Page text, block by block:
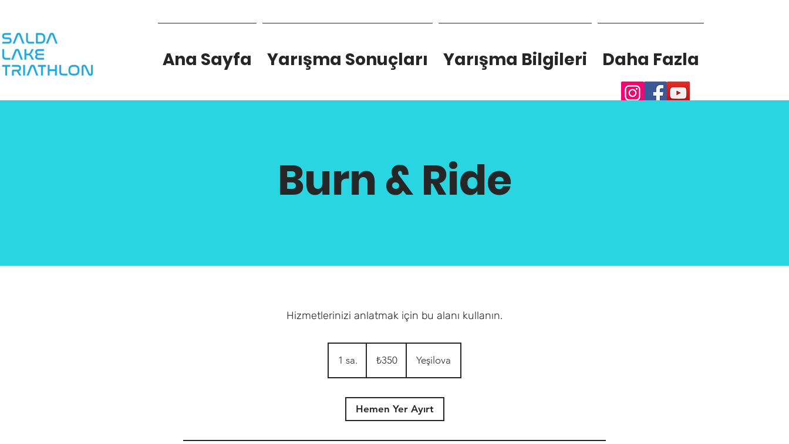
Ana Sayfa Yarışma Sonuçları Yarışma Bilgileri Daha Fazla
Burn & Ride
Hizmetlerinizi anlatmak için bu alanı kullanın.
1 sa.
s
lirası₺350 Yeşilova
Hemen Yer Ayırt